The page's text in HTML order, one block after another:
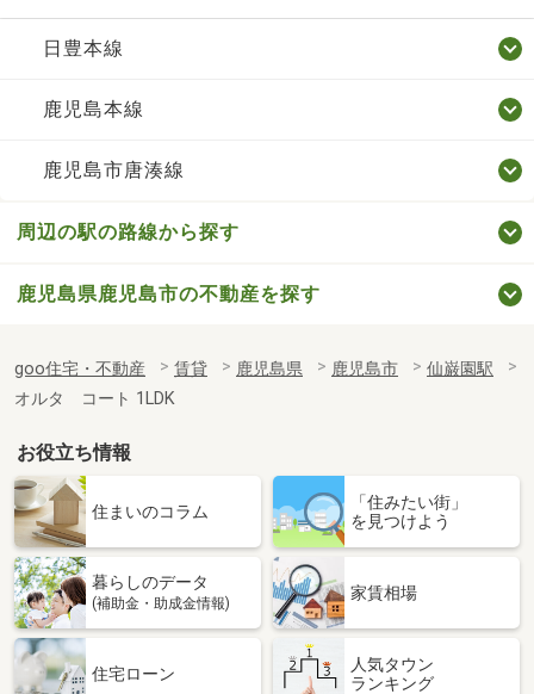
日豊本線
鹿児島本線
鹿児島市唐湊線
周辺の駅の路線から探す
鹿児島県鹿児島市の不動産を探す
goo住宅・不動産 賃貸 鹿児島県 鹿児島市
仙巌園駅
オルタ コート 1LDK
お役立ち情報
住まいのコラム
「住みたい街」
を見つけよう
暮らしのデータ
(補助金・助成金情報)
家賃相場
住宅ローン
人気タウン
ランキング